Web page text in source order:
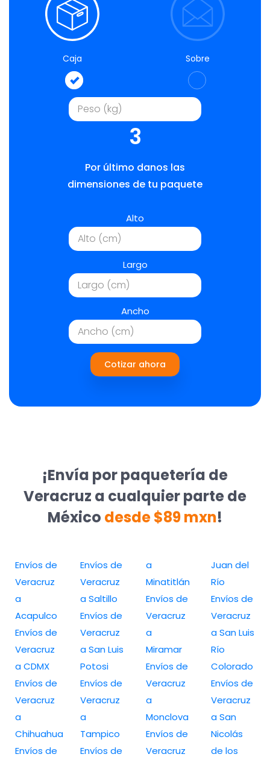
Caja Sobre
3
Por último danos las
dimensiones de tu paquete
Alto
Largo
Ancho
Cotizar ahora
¡Envía por paquetería de
Veracruz a cualquier parte de
México desde $89 mxn!
Envíos de
Veracruz
a
Acapulco
Envíos de
Veracruz
a CDMX
Envíos de
Veracruz
a
Chihuahua
Envíos de
Envíos de
Veracruz
a Saltillo
Envíos de
Veracruz
a San Luis
Potosi
Envíos de
Veracruz
a
Tampico
Envíos de
a
Minatitlán
Envíos de
Veracruz
a
Miramar
Envíos de
Veracruz
a
Monclova
Envíos de
Veracruz
Juan del
Río
Envíos de
Veracruz
a San Luis
Río
Colorado
Envíos de
Veracruz
a San
Nicolás
de los